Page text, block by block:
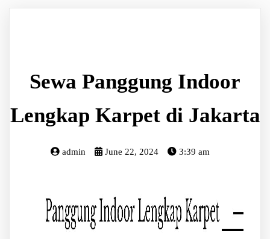
Sewa Panggung Indoor
Lengkap Karpet di Jakarta
admin June 22, 2024 3:39 am